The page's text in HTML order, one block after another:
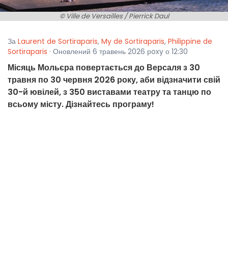
© Ville de Versailles / Pierrick Daul
За Laurent de Sortiraparis, My de Sortiraparis, Philippine de
Sortiraparis · Оновлений 6 травень 2026 рoxy о 12:30
Місяць Мольєра повертається до Версаля з 30
травня по 30 червня 2026 року, аби відзначити свій
30-й ювілей, з 350 виставами театру та танцю по
всьому місту. Дізнайтесь програму!